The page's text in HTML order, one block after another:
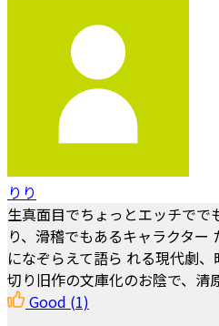
りり
生真面目でちょっとエッチでで
り、滑稽でもあるキャラクター
になぞらえて語ら れる現代劇
切り旧作の文庫化のお陰で、清
Good (1)